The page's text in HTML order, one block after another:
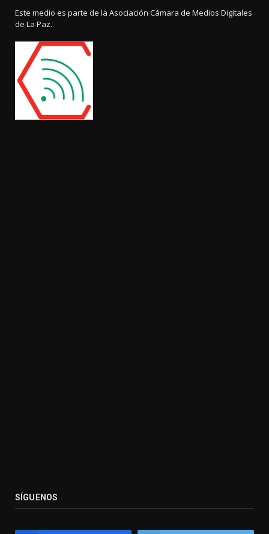
Este medio es parte de la Asociación Cámara de Medios Digitales
de La Paz.
SÍGUENOS